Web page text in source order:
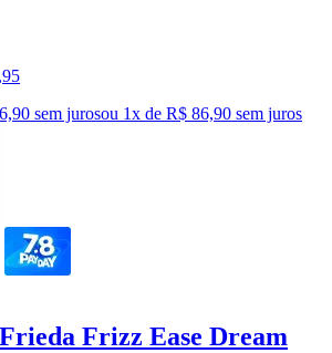
,95
sem jurosou 1x de R$ 86,90 sem juros
Frizz Ease Dream